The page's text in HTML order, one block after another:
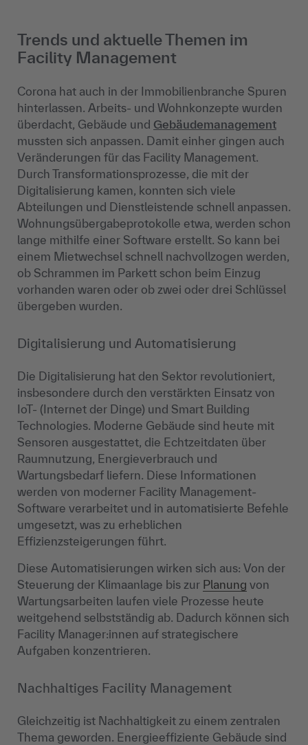
Trends und aktuelle Themen im
Facility Management
Corona hat auch in der Immobilienbranche Spuren
hinterlassen. Arbeits- und Wohnkonzepte wurden
überdacht, Gebäude und Gebäudemanagement
mussten sich anpassen. Damit einher gingen auch
Veränderungen für das Facility Management.
Durch Transformationsprozesse, die mit der
Digitalisierung kamen, konnten sich viele
Abteilungen und Dienstleistende schnell anpassen.
Wohnungsübergabeprotokolle etwa, werden schon
lange mithilfe einer Software erstellt. So kann bei
einem Mietwechsel schnell nachvollzogen werden,
ob Schrammen im Parkett schon beim Einzug
vorhanden waren oder ob zwei oder drei Schlüssel
übergeben wurden.
Digitalisierung und Automatisierung
Die Digitalisierung hat den Sektor revolutioniert,
insbesondere durch den verstärkten Einsatz von
IoT- (Internet der Dinge) und Smart Building
Technologies. Moderne Gebäude sind heute mit
Sensoren ausgestattet, die Echtzeitdaten über
Raumnutzung, Energieverbrauch und
Wartungsbedarf liefern. Diese Informationen
werden von moderner Facility Management-
Software verarbeitet und in automatisierte Befehle
umgesetzt, was zu erheblichen
Effizienzsteigerungen führt.
Diese Automatisierungen wirken sich aus: Von der
Steuerung der Klimaanlage bis zur Planung von
Wartungsarbeiten laufen viele Prozesse heute
weitgehend selbstständig ab. Dadurch können sich
Facility Manager:innen auf strategischere
Aufgaben konzentrieren.
Nachhaltiges Facility Management
Gleichzeitig ist Nachhaltigkeit zu einem zentralen
Thema geworden. Energieeffiziente Gebäude sind